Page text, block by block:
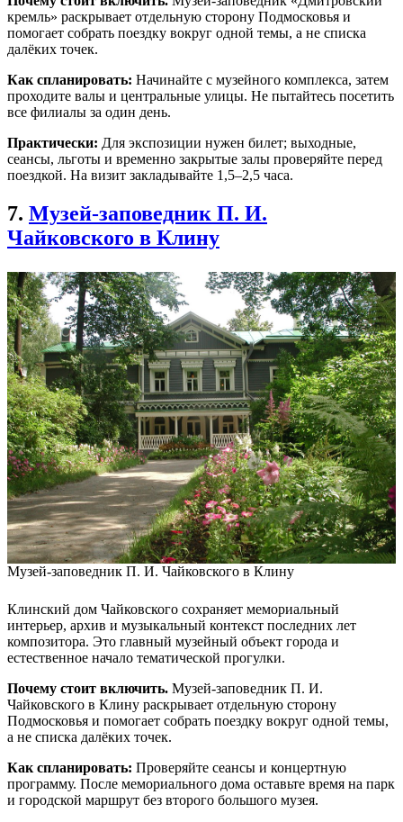
кремль» раскрывает отдельную сторону Подмосковья и
помогает собрать поездку вокруг одной темы, а не списка
далёких точек.
Как спланировать: Начинайте с музейного комплекса, затем
проходите валы и центральные улицы. Не пытайтесь посетить
все филиалы за один день.
Практически: Для экспозиции нужен билет; выходные,
сеансы, льготы и временно закрытые залы проверяйте перед
поездкой. На визит закладывайте 1,5–2,5 часа.
7. Музей-заповедник П. И.
Чайковского в Клину
Музей-заповедник П. И. Чайковского в Клину
Клинский дом Чайковского сохраняет мемориальный
интерьер, архив и музыкальный контекст последних лет
композитора. Это главный музейный объект города и
естественное начало тематической прогулки.
Почему стоит включить. Музей-заповедник П. И.
Чайковского в Клину раскрывает отдельную сторону
Подмосковья и помогает собрать поездку вокруг одной темы,
а не списка далёких точек.
Как спланировать: Проверяйте сеансы и концертную
программу. После мемориального дома оставьте время на парк
и городской маршрут без второго большого музея.